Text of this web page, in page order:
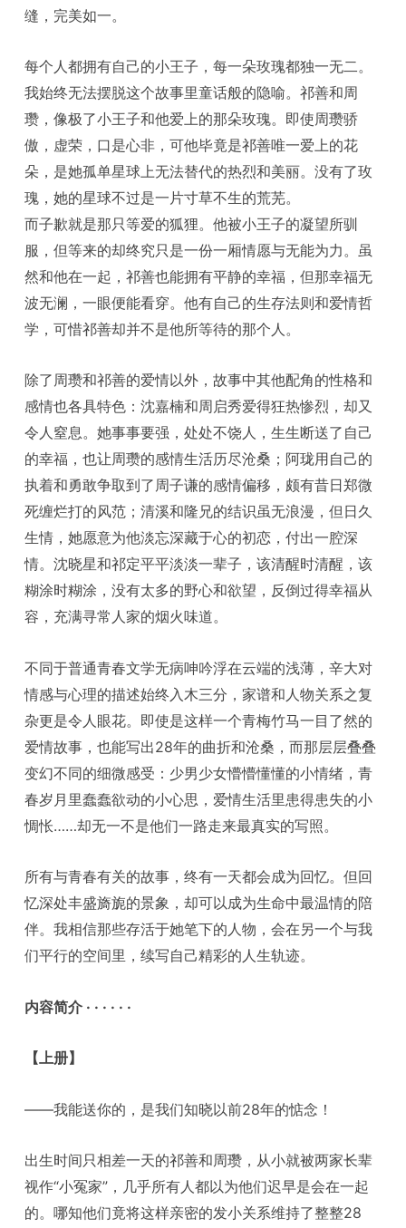
缝，完美如一。
每个人都拥有自己的小王子，每一朵玫瑰都独一无二。
我始终无法摆脱这个故事里童话般的隐喻。祁善和周
瓒，像极了小王子和他爱上的那朵玫瑰。即使周瓒骄
傲，虚荣，口是心非，可他毕竟是祁善唯一爱上的花
朵，是她孤单星球上无法替代的热烈和美丽。没有了玫
瑰，她的星球不过是一片寸草不生的荒芜。
而子歉就是那只等爱的狐狸。他被小王子的凝望所驯
服，但等来的却终究只是一份一厢情愿与无能为力。虽
然和他在一起，祁善也能拥有平静的幸福，但那幸福无
波无澜，一眼便能看穿。他有自己的生存法则和爱情哲
学，可惜祁善却并不是他所等待的那个人。
除了周瓒和祁善的爱情以外，故事中其他配角的性格和
感情也各具特色：沈嘉楠和周启秀爱得狂热惨烈，却又
令人窒息。她事事要强，处处不饶人，生生断送了自己
的幸福，也让周瓒的感情生活历尽沧桑；阿珑用自己的
执着和勇敢争取到了周子谦的感情偏移，颇有昔日郑微
死缠烂打的风范；清溪和隆兄的结识虽无浪漫，但日久
生情，她愿意为他淡忘深藏于心的初恋，付出一腔深
情。沈晓星和祁定平平淡淡一辈子，该清醒时清醒，该
糊涂时糊涂，没有太多的野心和欲望，反倒过得幸福从
容，充满寻常人家的烟火味道。
不同于普通青春文学无病呻吟浮在云端的浅薄，辛大对
情感与心理的描述始终入木三分，家谱和人物关系之复
杂更是令人眼花。即使是这样一个青梅竹马一目了然的
爱情故事，也能写出28年的曲折和沧桑，而那层层叠叠
变幻不同的细微感受：少男少女懵懵懂懂的小情绪，青
春岁月里蠢蠢欲动的小心思，爱情生活里患得患失的小
惆怅……却无一不是他们一路走来最真实的写照。
所有与青春有关的故事，终有一天都会成为回忆。但回
忆深处丰盛旖旎的景象，却可以成为生命中最温情的陪
伴。我相信那些存活于她笔下的人物，会在另一个与我
们平行的空间里，续写自己精彩的人生轨迹。
内容简介 · · · · · ·
【上册】
——我能送你的，是我们知晓以前28年的惦念！
出生时间只相差一天的祁善和周瓒，从小就被两家长辈
视作“小冤家”，几乎所有人都以为他们迟早是会在一起
的。哪知他们竟将这样亲密的发小关系维持了整整28